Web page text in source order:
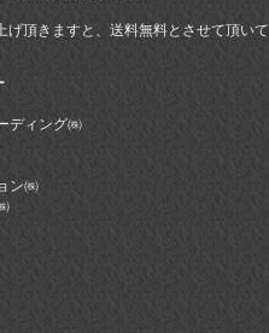
げ頂きますと、送料無料とさせて頂いて
ディング㈱
ン㈱